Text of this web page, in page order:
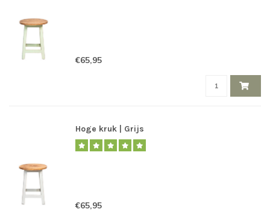
€65,95
Hoge kruk | Grijs
€65,95